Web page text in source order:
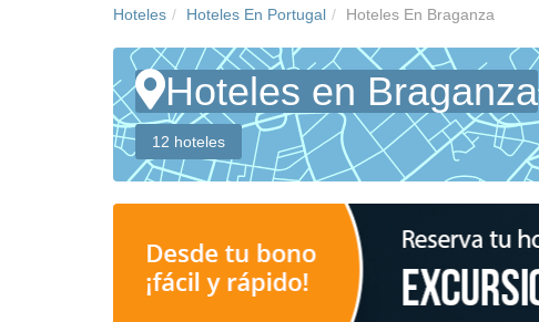
Hoteles Hoteles En Portugal Hoteles En Braganza
Hoteles en Braganza
12 hoteles